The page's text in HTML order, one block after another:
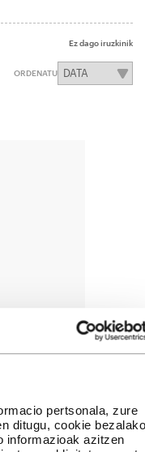
pertsonala, zure
ditugu, cookie bezalako
informazioak azitzen
Ez dago iruzkinik
ORDENATU